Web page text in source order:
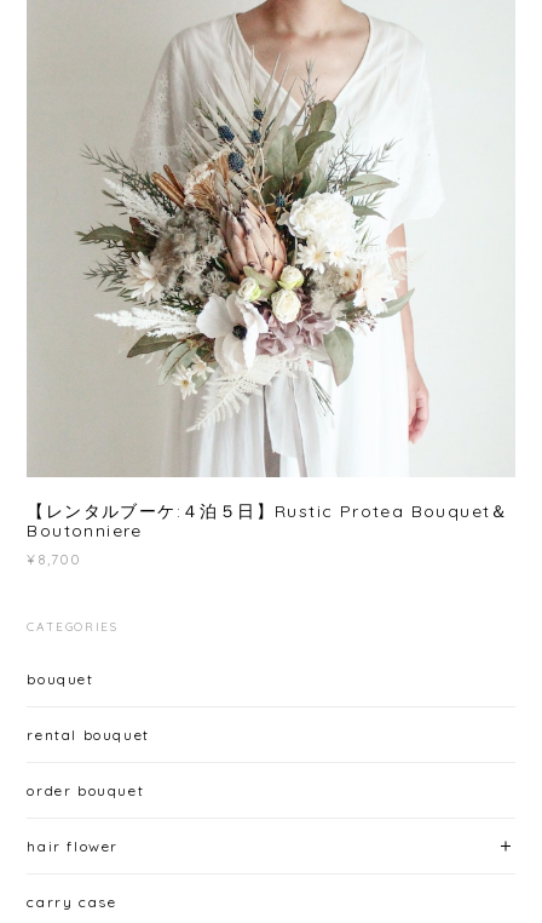
【レンタルブーケ:４泊５日】Rustic Protea Bouquet＆
Boutonniere
¥8,700
CATEGORIES
bouquet
rental bouquet
order bouquet
hair flower
carry case